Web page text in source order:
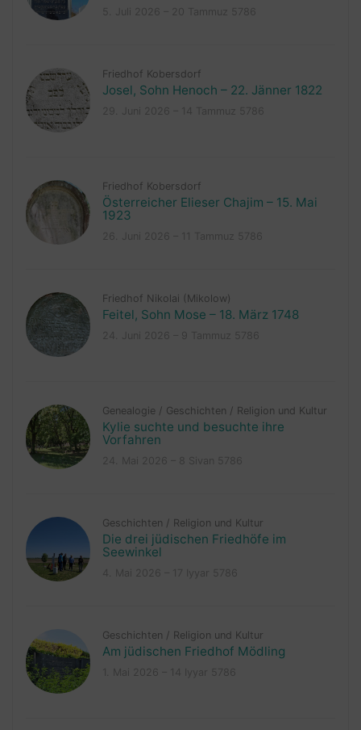
Friedhof Kobersdorf
Josel, Sohn Henoch – 22. Jänner 1822
Friedhof Kobersdorf
Österreicher Elieser Chajim – 15. Mai
1923
Friedhof Nikolai (Mikolow)
Feitel, Sohn Mose – 18. März 1748
Genealogie / Geschichten / Religion und Kultur
Kylie suchte und besuchte ihre
Vorfahren
Geschichten / Religion und Kultur
Die drei jüdischen Friedhöfe im
Seewinkel
Geschichten / Religion und Kultur
Am jüdischen Friedhof Mödling